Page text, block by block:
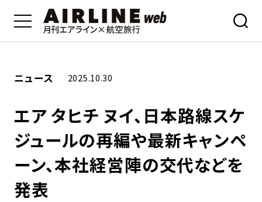
ニュース 2025.10.30
エア タヒチ ヌイ、日本路線スケ
ジュールの再編や最新キャンペ
ーン、本社経営陣の交代などを
発表